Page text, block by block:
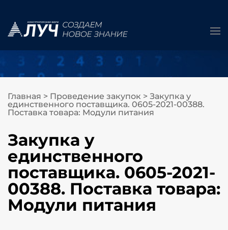
Главная > Проведение закупок > Закупка у
единственного поставщика. 0605-2021-00388.
Поставка товара: Модули питания
Закупка у
единственного
поставщика. 0605-2021-
00388. Поставка товара:
Модули питания